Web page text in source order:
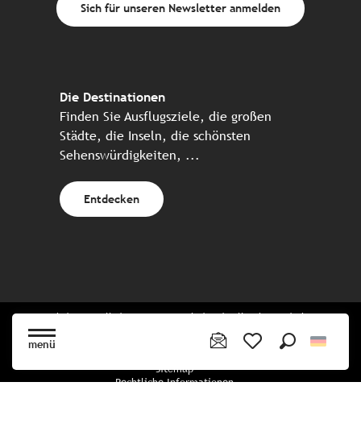
menü
Sich für unseren Newsletter anmelden
Die Destinationen
Finden Sie Ausflugsziele, die großen
Städte, die Inseln, die schönsten
Sehenswürdigkeiten, ...
Entdecken
Website erstellt in Zusammenarbeit mit allen bretonischen
Tourismuspartnern
Sitemap
Rechtliche Informationen